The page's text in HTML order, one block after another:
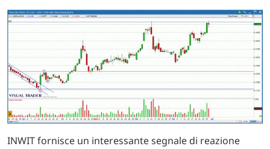
INWIT fornisce un interessante segnale di reazione